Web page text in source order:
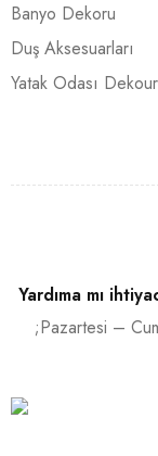
Banyo Dekoru
Duş Aksesuarları
Yatak Odası
Yardıma mı
;Pazartesi –